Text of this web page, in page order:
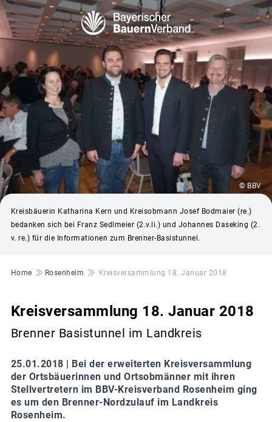
© BBV
Kreisbäuerin Katharina Kern und Kreisobmann Josef Bodmaier (re.)
bedanken sich bei Franz Sedlmeier (2.v.li.) und Johannes Daseking (2.
v. re.) für die Informationen zum Brenner-Basistunnel.
Pfadnavigation
Home Rosenheim Kreisversammlung 18. Januar 2018
Kreisversammlung 18. Januar 2018
Brenner Basistunnel im Landkreis
25.01.2018 |
Bei der erweiterten Kreisversammlung
der Ortsbäuerinnen und Ortsobmänner mit ihren
Stellvertretern im BBV-Kreisverband Rosenheim ging
es um den Brenner-Nordzulauf im Landkreis
Rosenheim.